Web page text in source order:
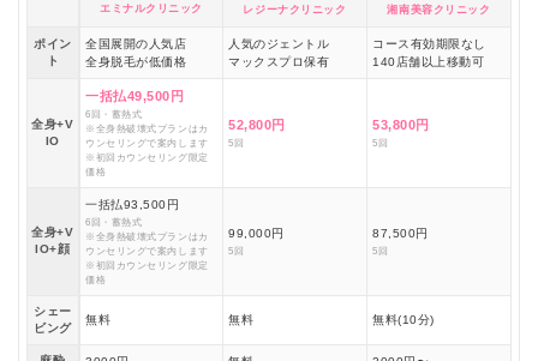
エミナルクリニック レジーナクリニック 湘南美容クリニック
ポイン
ト
全国展開の人気店
全身脱毛が低価格
人気のジェントル
マックスプロ保有
コース有効期限なし
140店舗以上移動可
全身+V
IO
一括払49,500円
6回・蓄熱式
※全身熱破壊式プランはカ
ウンセリングで案内します
※初回カウンセリング限定
価格
52,800円
5回
53,800円
5回
全身+V
IO+顔
一括払93,500円
6回・蓄熱式
※全身熱破壊式プランはカ
ウンセリングで案内します
※初回カウンセリング限定
価格
99,000円
5回
87,500円
5回
シェー
ビング
無料 無料 無料(10分)